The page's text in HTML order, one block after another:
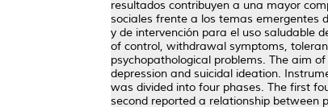
resultados contribuyen a una mayor
sociales frente a los temas emergentes
y de intervención para el uso saludable
of control, withdrawal symptoms,
psychopathological problems. The aim
depression and suicidal ideation.
was divided into four phases. The first
second reported a relationship between